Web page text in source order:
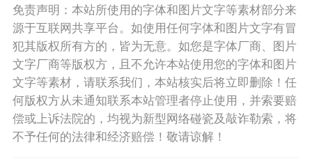
免责声明：本站所使用的字体和图片文字等素材部分来
源于互联网共享平台。如使用任何字体和图片文字有冒
犯其版权所有方的，皆为无意。如您是字体厂商、图片
文字厂商等版权方，且不允许本站使用您的字体和图片
文字等素材，请联系我们，本站核实后将立即删除！任
何版权方从未通知联系本站管理者停止使用，并索要赔
偿或上诉法院的，均视为新型网络碰瓷及敲诈勒索，将
不予任何的法律和经济赔偿！敬请谅解！